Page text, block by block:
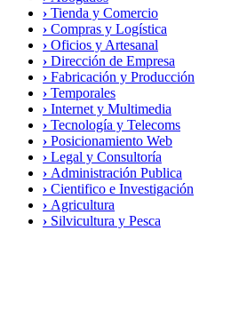
› Tienda y Comercio
› Compras y Logística
› Oficios y Artesanal
› Dirección de Empresa
› Fabricación y Producción
› Temporales
› Internet y Multimedia
› Tecnología y Telecoms
› Posicionamiento Web
› Legal y Consultoría
› Administración Publica
› Cientifico e Investigación
› Agricultura
› Silvicultura y Pesca